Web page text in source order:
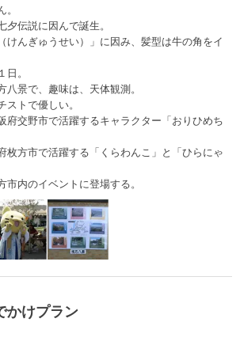
伝説に因んで誕生。
けんぎゅうせい）」に因み、髪型は牛の角をイ
。
八景で、趣味は、天体観測。
トで優しい。
府交野市で活躍するキャラクター「おりひめち
枚方市で活躍する「くらわんこ」と「ひらにゃ
市内のイベントに登場する。
かけプラン